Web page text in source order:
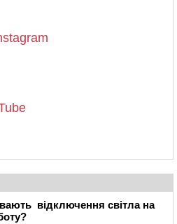
відключення світла на